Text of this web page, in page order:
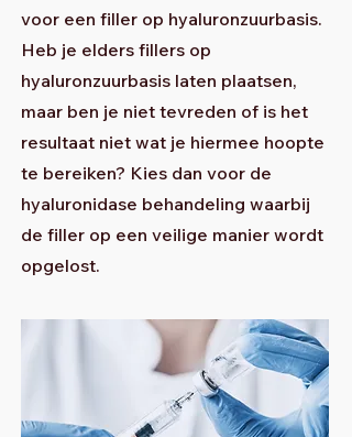
voor een filler op hyaluronzuurbasis.
Heb je elders fillers op
hyaluronzuurbasis laten plaatsen,
maar ben je niet tevreden of is het
resultaat niet wat je hiermee hoopte
te bereiken? Kies dan voor de
hyaluronidase behandeling waarbij
de filler op een veilige manier wordt
opgelost.